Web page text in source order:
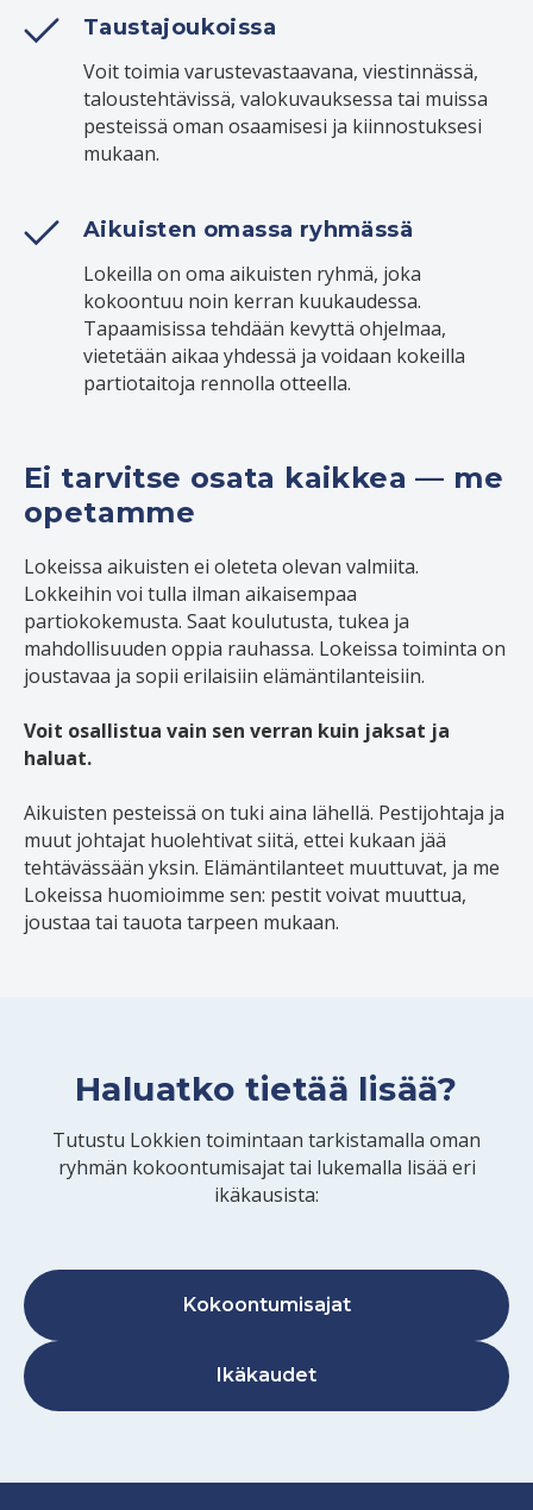
Taustajoukoissa
Voit toimia varustevastaavana, viestinnässä,
taloustehtävissä, valokuvauksessa tai muissa
pesteissä oman osaamisesi ja kiinnostuksesi
mukaan.
Aikuisten omassa ryhmässä
Lokeilla on oma aikuisten ryhmä, joka
kokoontuu noin kerran kuukaudessa.
Tapaamisissa tehdään kevyttä ohjelmaa,
vietetään aikaa yhdessä ja voidaan kokeilla
partiotaitoja rennolla otteella.
Ei tarvitse osata kaikkea — me
opetamme
Lokeissa aikuisten ei oleteta olevan valmiita.
Lokkeihin voi tulla ilman aikaisempaa
partiokokemusta. Saat koulutusta, tukea ja
mahdollisuuden oppia rauhassa. Lokeissa toiminta on
joustavaa ja sopii erilaisiin elämäntilanteisiin.
Voit osallistua vain sen verran kuin jaksat ja
haluat.
Aikuisten pesteissä on tuki aina lähellä. Pestijohtaja ja
muut johtajat huolehtivat siitä, ettei kukaan jää
tehtävässään yksin. Elämäntilanteet muuttuvat, ja me
Lokeissa huomioimme sen: pestit voivat muuttua,
joustaa tai tauota tarpeen mukaan.
Haluatko tietää lisää?
Tutustu Lokkien toimintaan tarkistamalla oman
ryhmän kokoontumisajat tai lukemalla lisää eri
ikäkausista:
Kokoontumisajat
Ikäkaudet